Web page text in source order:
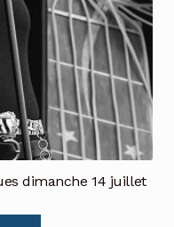
dimanche 14 juillet